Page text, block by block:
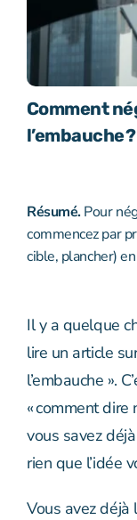
Comment
l’embauche ?
Résumé.Pour
commencez par
cible, plancher)
Il y a quelque
lire un article
l’embauche ».
« comment dire
vous savez
rien que l’idée
Vous avez